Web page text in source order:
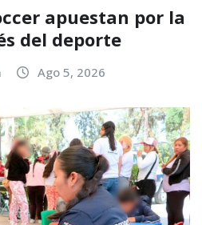
apuestan por la
del deporte
Ago 5, 2026